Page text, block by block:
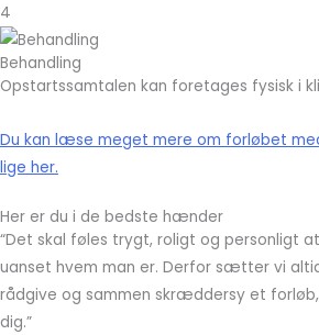
4
Behandling
Opstartssamtalen kan foretages fysisk i
Du kan læse meget mere om forløbet
lige her.
Her er du i de bedste hænder
“Det skal føles trygt, roligt og personligt
uanset hvem man er. Derfor sætter vi
rådgive og sammen skræddersy et
dig.”